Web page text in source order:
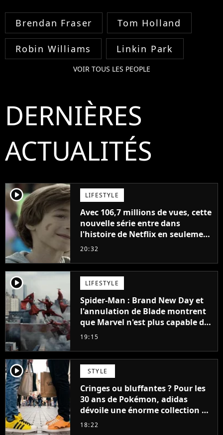
Brendan Fraser Tom Holland
Robin Williams Linkin Park
VOIR TOUS LES PEOPLE
DERNIÈRES
ACTUALITÉS
player2 LIFESTYLE
Avec 106,7 millions de vues, cette
nouvelle série entre dans
l'histoire de Netflix en seulement
48 jours
20:32
player2 LIFESTYLE
Spider-Man : Brand New Day et
l'annulation de Blade montrent
que Marvel n'est plus capable de
faire quoi que ce soit de simple
19:15
player2 STYLE
Cringes ou bluffantes ? Pour les
30 ans de Pokémon, adidas
dévoile une énorme collection de
sneakers et je ne sais pas quoi en
18:22